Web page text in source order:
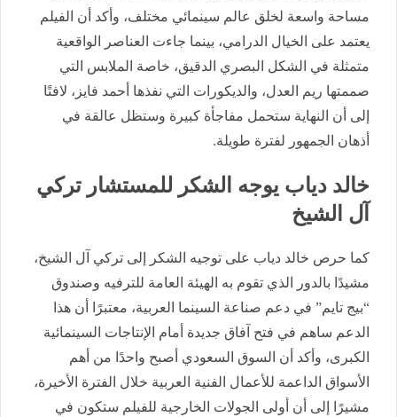
مساحة واسعة لخلق عالم سينمائي مختلف، وأكد أن الفيلم
يعتمد على الخيال الدرامي، بينما جاءت العناصر الواقعية
متمثلة في الشكل البصري الدقيق، خاصة الملابس التي
صممتها ريم العدل، والديكورات التي نفذها أحمد فايز، لافتًا
إلى أن النهاية ستحمل مفاجأة كبيرة وستظل عالقة في
أذهان الجمهور لفترة طويلة.
خالد دياب يوجه الشكر للمستشار تركي
آل الشيخ
كما حرص خالد دياب على توجيه الشكر إلى تركي آل الشيخ،
مشيدًا بالدور الذي تقوم به الهيئة العامة للترفيه وصندوق
“بيج تايم” في دعم صناعة السينما العربية، معتبرًا أن هذا
الدعم ساهم في فتح آفاق جديدة أمام الإنتاجات السينمائية
الكبرى، وأكد أن السوق السعودي أصبح واحدًا من أهم
الأسواق الداعمة للأعمال الفنية العربية خلال الفترة الأخيرة،
مشيرًا إلى أن أولى الجولات الخارجية للفيلم ستكون في